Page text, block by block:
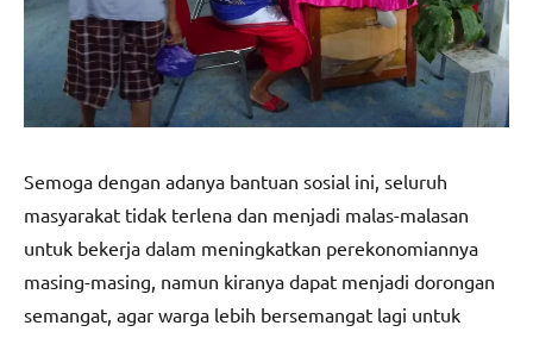
Semoga dengan adanya bantuan sosial ini, seluruh
masyarakat tidak terlena dan menjadi malas-malasan
untuk bekerja dalam meningkatkan perekonomiannya
masing-masing, namun kiranya dapat menjadi dorongan
semangat, agar warga lebih bersemangat lagi untuk